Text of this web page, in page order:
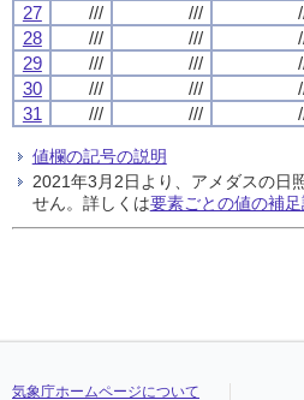
27
/// ///
28
/// ///
29
/// ///
30
/// ///
31
/// ///
値欄の記号の説明
2021年3月2日より、アメダスの日
せん。詳しくは要素ごとの値の補足
気象庁ホームページについて